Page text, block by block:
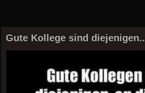
Gute Kollege sind diejenigen..